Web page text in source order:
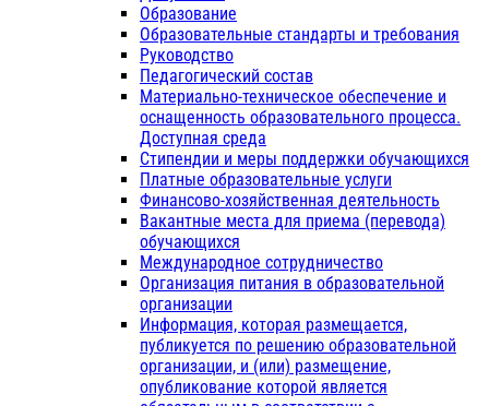
Образование
Образовательные стандарты и требования
Руководство
Педагогический состав
Материально-техническое обеспечение и
оснащенность образовательного процесса.
Доступная среда
Стипендии и меры поддержки обучающихся
Платные образовательные услуги
Финансово-хозяйственная деятельность
Вакантные места для приема (перевода)
обучающихся
Международное сотрудничество
Организация питания в образовательной
организации
Информация, которая размещается,
публикуется по решению образовательной
организации, и (или) размещение,
опубликование которой является